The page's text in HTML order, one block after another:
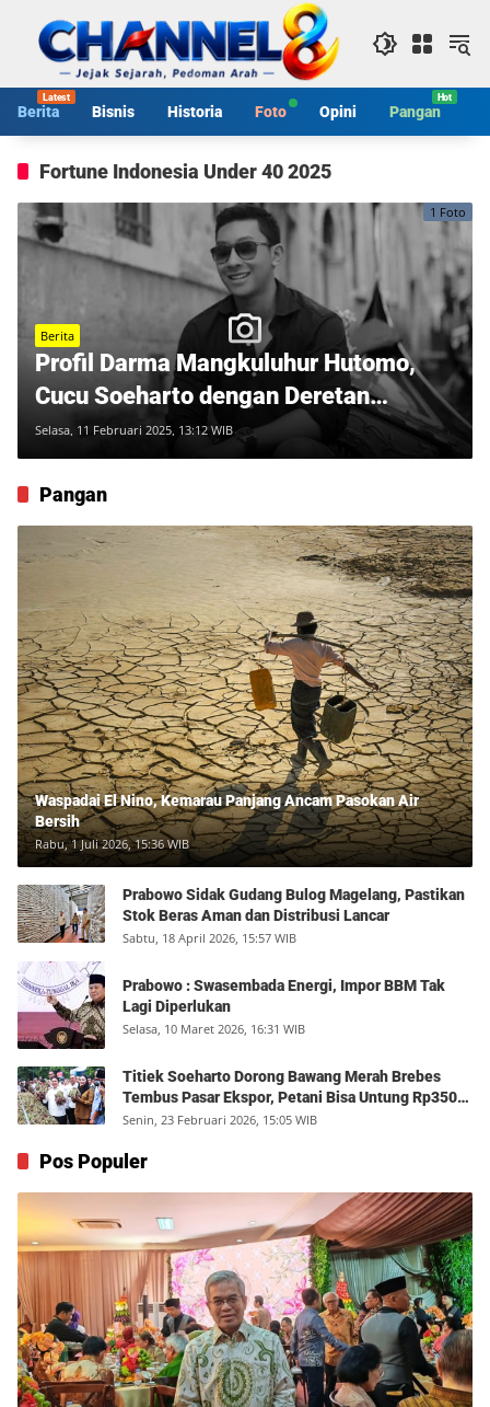
konten
Berita Bisnis Historia Foto Opini Pangan
Fortune Indonesia Under 40 2025
1 Foto
Berita
Profil Darma Mangkuluhur Hutomo,
Cucu Soeharto dengan Deretan
Prestasi
Selasa, 11 Februari 2025, 13:12 WIB
Pangan
Waspadai El Nino, Kemarau Panjang Ancam Pasokan Air
Bersih
Rabu, 1 Juli 2026, 15:36 WIB
Prabowo Sidak Gudang Bulog Magelang, Pastikan
Stok Beras Aman dan Distribusi Lancar
Sabtu, 18 April 2026, 15:57 WIB
Prabowo : Swasembada Energi, Impor BBM Tak
Lagi Diperlukan
Selasa, 10 Maret 2026, 16:31 WIB
Titiek Soeharto Dorong Bawang Merah Brebes
Tembus Pasar Ekspor, Petani Bisa Untung Rp350
Juta per Hektare
Senin, 23 Februari 2026, 15:05 WIB
Pos Populer